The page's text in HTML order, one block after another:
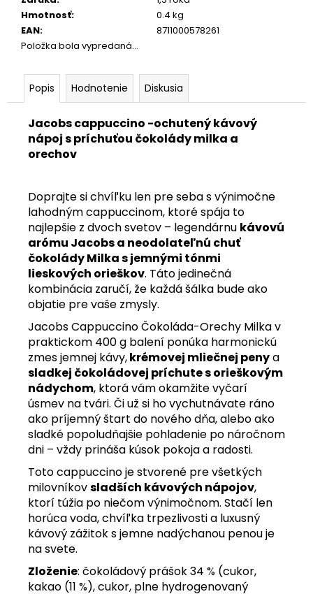
Hmotnosť:
0.4 kg
EAN:
8711000578261
Položka bola vypredaná…
Popis Hodnotenie Diskusia
Jacobs cappuccino -ochutený kávový
nápoj s príchuťou čokolády milka a
orechov
Doprajte si chvíľku len pre seba s výnimočne
lahodným cappuccinom, ktoré spája to
najlepšie z dvoch svetov – legendárnu kávovú
arómu Jacobs a neodolateľnú chuť
čokolády Milka s jemnými tónmi
lieskových orieškov. Táto jedinečná
kombinácia zaručí, že každá šálka bude ako
objatie pre vaše zmysly.
Jacobs Cappuccino Čokoláda-Orechy Milka v
praktickom 400 g balení ponúka harmonickú
zmes jemnej kávy,krémovej mliečnej penya
sladkej čokoládovej príchute s orieškovým
nádychom, ktorá vám okamžite vyčarí
úsmev na tvári. Či už si ho vychutnávate ráno
ako príjemný štart do nového dňa, alebo ako
sladké popoludňajšie pohladenie po náročnom
dni – vždy prináša kúsok pokoja a radosti.
Toto cappuccino je stvorené pre všetkých
milovníkovsladších kávových nápojov,
ktorí túžia po niečom výnimočnom. Stačí len
horúca voda, chvíľka trpezlivosti a luxusný
kávový zážitok s jemne nadýchanou penou je
na svete.
Zloženie: čokoládový prášok 34 % (cukor,
kakao (11 %), cukor, plne hydrogenovaný